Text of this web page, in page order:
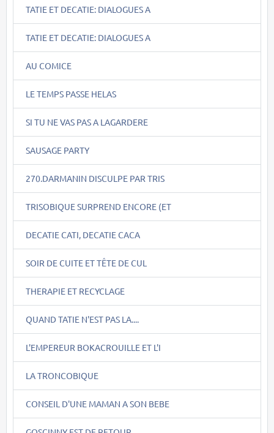
TATIE ET DECATIE: DIALOGUES A
TATIE ET DECATIE: DIALOGUES A
AU COMICE
LE TEMPS PASSE HELAS
SI TU NE VAS PAS A LAGARDERE
SAUSAGE PARTY
270.DARMANIN DISCULPE PAR TRIS
TRISOBIQUE SURPREND ENCORE (ET
DECATIE CATI, DECATIE CACA
SOIR DE CUITE ET TÊTE DE CUL
THERAPIE ET RECYCLAGE
QUAND TATIE N'EST PAS LA....
L'EMPEREUR BOKACROUILLE ET L'I
LA TRONCOBIQUE
CONSEIL D'UNE MAMAN A SON BEBE